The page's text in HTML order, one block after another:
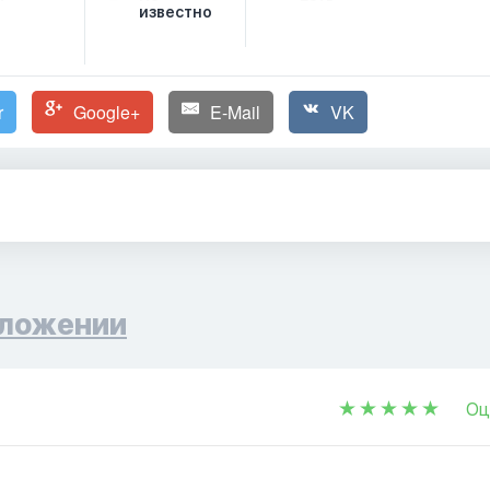
известно
Google+ E-Mail VK